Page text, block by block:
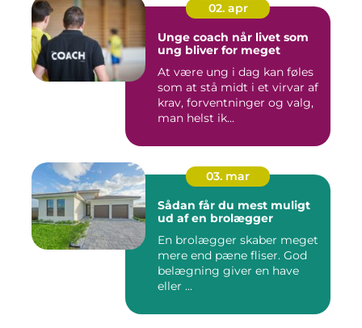
02. apr
Unge coach når livet som
ung bliver for meget
At være ung i dag kan føles
som at stå midt i et virvar af
krav, forventninger og valg,
man helst ik...
03. mar
Sådan får du mest muligt
ud af en brolægger
En brolægger skaber meget
mere end pæne fliser. God
belægning giver en have
eller ...